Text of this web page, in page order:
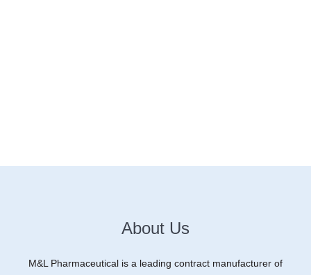
About Us
M&L Pharmaceutical is a leading contract manufacturer of